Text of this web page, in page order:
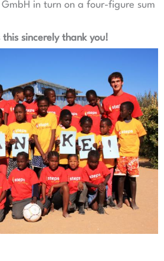
in turn on a four-figure sum
this sincerely thank you!